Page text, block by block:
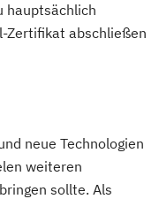
Business
hauptsächlich
Zertifikat abschließen
neue Technologien
weiteren
sollte. Als